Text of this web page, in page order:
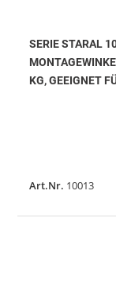
SERIE STARAL
KG, GEEIGNET
Art.Nr. 10013